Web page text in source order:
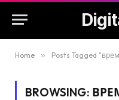
Home » Posts Tagged
BROWSING: